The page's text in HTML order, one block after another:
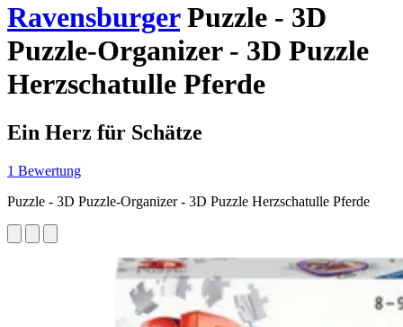
RavensburgerPuzzle - 3D
Puzzle-Organizer - 3D Puzzle
Herzschatulle Pferde
Ein Herz für Schätze
1 Bewertung
Puzzle - 3D Puzzle-Organizer - 3D Puzzle Herzschatulle Pferde